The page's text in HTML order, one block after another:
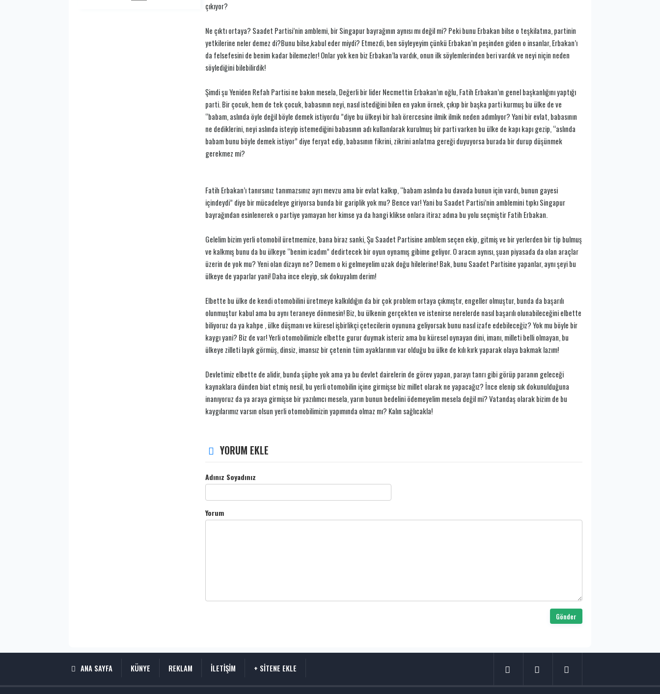
çıkıyor?
Ne çıktı ortaya? Saadet Partisi’nin amblemi, bir Singapur bayrağının aynısı mı değil mi? Peki bunu Erbakan bilse o teşkilatına, partinin
yetkilerine neler demez di?Bunu bilse,kabul eder miydi? Etmezdi, ben söyleyeyim çünkü Erbakan’ın peşinden giden o insanlar, Erbakan’ı
da felsefesini de benim kadar bilemezler! Onlar yok ken biz Erbakan’la vardık, onun ilk söylemlerinden beri vardık ve neyi niçin neden
söylediğini bilebilirdik!
Şimdi şu Yeniden Refah Partisi ne bakın mesela, Değerli bir lider Necmettin Erbakan’ın oğlu, Fatih Erbakan’ın genel başkanlığını yaptığı
parti. Bir çocuk, hem de tek çocuk, babasının neyi, nasıl istediğini bilen en yakın örnek, çıkıp bir başka parti kurmuş bu ülke de ve
“babam, aslında öyle değil böyle demek istiyordu ”diye bu ülkeyi bir halı örercesine ilmik ilmik neden adımlıyor? Yani bir evlat, babasının
ne dediklerini, neyi aslında isteyip istemediğini babasının adı kullanılarak kurulmuş bir parti varken bu ülke de kapı kapı gezip, “aslında
babam bunu böyle demek istiyor” diye feryat edip, babasının fikrini, zikrini anlatma gereği duyuyorsa burada bir durup düşünmek
gerekmez mi?
Fatih Erbakan’ı tanırsınız tanımazsınız ayrı mevzu ama bir evlat kalkıp, “babam aslında bu davada bunun için vardı, bunun gayesi
içindeydi” diye bir mücadeleye giriyorsa bunda bir gariplik yok mu? Bence var! Yani bu Saadet Partisi’nin amblemini tıpkı Singapur
bayrağından esinlenerek o partiye yamayan her kimse ya da hangi klikse onlara itiraz adına bu yolu seçmiştir Fatih Erbakan.
Gelelim bizim yerli otomobil üretmemize, bana biraz sanki, Şu Saadet Partisine amblem seçen ekip, gitmiş ve bir yerlerden bir tip bulmuş
ve kalkmış bunu da bu ülkeye “benim icadım” dedirtecek bir oyun oynamış gibime geliyor. O aracın aynısı, şuan piyasada da olan araçlar
üzerin de yok mu? Yeni olan dizayn ne? Demem o ki gelmeyelim uzak doğu hilelerine! Bak, bunu Saadet Partisine yapanlar, aynı şeyi bu
ülkeye de yaparlar yani! Daha ince eleyip, sık dokuyalım derim!
Elbette bu ülke de kendi otomobilini üretmeye kalkıldığın da bir çok problem ortaya çıkmıştır, engeller olmuştur, bunda da başarılı
olunmuştur kabul ama bu aynı teraneye dönmesin! Biz, bu ülkenin gerçekten ve istenirse nerelerde nasıl başarılı olunabileceğini elbette
biliyoruz da ya kahpe , ülke düşmanı ve küresel işbirlikçi çetecilerin oyununa geliyorsak bunu nasıl izafe edebileceğiz? Yok mu böyle bir
kaygı yani? Biz de var! Yerli otomobilimizle elbette gurur duymak isteriz ama bu küresel oynayan dini, imanı, milleti belli olmayan, bu
ülkeye zilleti layık görmüş, dinsiz, imansız bir çetenin tüm ayaklarının var olduğu bu ülke de kılı kırk yaparak olaya bakmak lazım!
Devletimiz elbette de alidir, bunda şüphe yok ama ya bu devlet dairelerin de görev yapan, parayı tanrı gibi görüp paranın geleceği
kaynaklara dünden biat etmiş nesil, bu yerli otomobilin içine girmişse biz millet olarak ne yapacağız? İnce elenip sık dokunulduğuna
inanıyoruz da ya araya girmişse bir yazılımcı mesela, yarın bunun bedelini ödemeyelim mesela değil mi? Vatandaş olarak bizim de bu
kaygılarımız varsın olsun yerli otomobilimizin yapımında olmaz mı? Kalın sağlıcakla!
YORUM EKLE
Adınız Soyadınız
Yorum
Gönder
ANA SAYFA KÜNYE REKLAM İLETİŞİM + SİTENE EKLE